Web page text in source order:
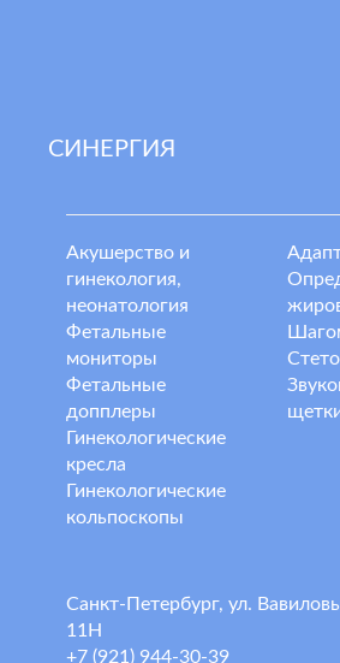
СИНЕРГИЯ
Акушерство и
гинекология,
неонатология
Фетальные
мониторы
Фетальные
допплеры
Гинекологические
кресла
Гинекологические
кольпоскопы
Санкт-Петербург, ул.
11Н
+7 (921) 944-30-39